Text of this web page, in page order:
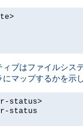
ィブはファイルシス
マップするかを示
status>
status